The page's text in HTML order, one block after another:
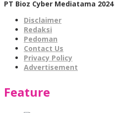
PT Bioz Cyber Mediatama 2024
Disclaimer
Redaksi
Pedoman
Contact Us
Privacy Policy
Advertisement
Feature